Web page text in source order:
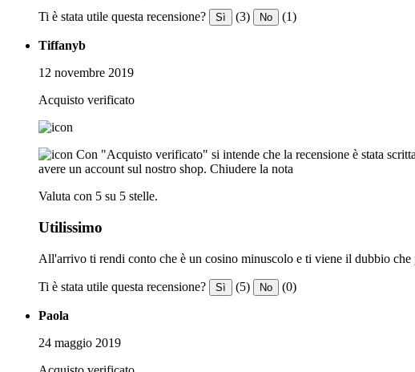
Ti è stata utile questa recensione? Sì (3) No (1)
Tiffanyb
12 novembre 2019
Acquisto verificato
Con "Acquisto verificato" si intende che la recensione è stata
avere un account sul nostro shop. Chiudere la nota
Valuta con 5 su 5 stelle.
Utilissimo
All'arrivo ti rendi conto che è un cosino minuscolo e ti viene il dubbio
Ti è stata utile questa recensione? Sì (5) No (0)
Paola
24 maggio 2019